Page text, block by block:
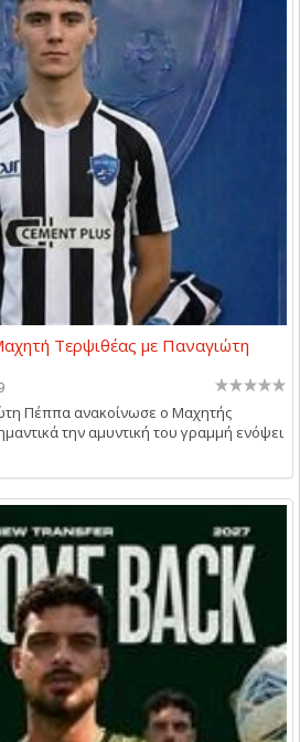
Τερψιθέας με Παναγιώτη
Πέππα ανακοίνωσε ο Μαχητής
την αμυντική του γραμμή ενόψει